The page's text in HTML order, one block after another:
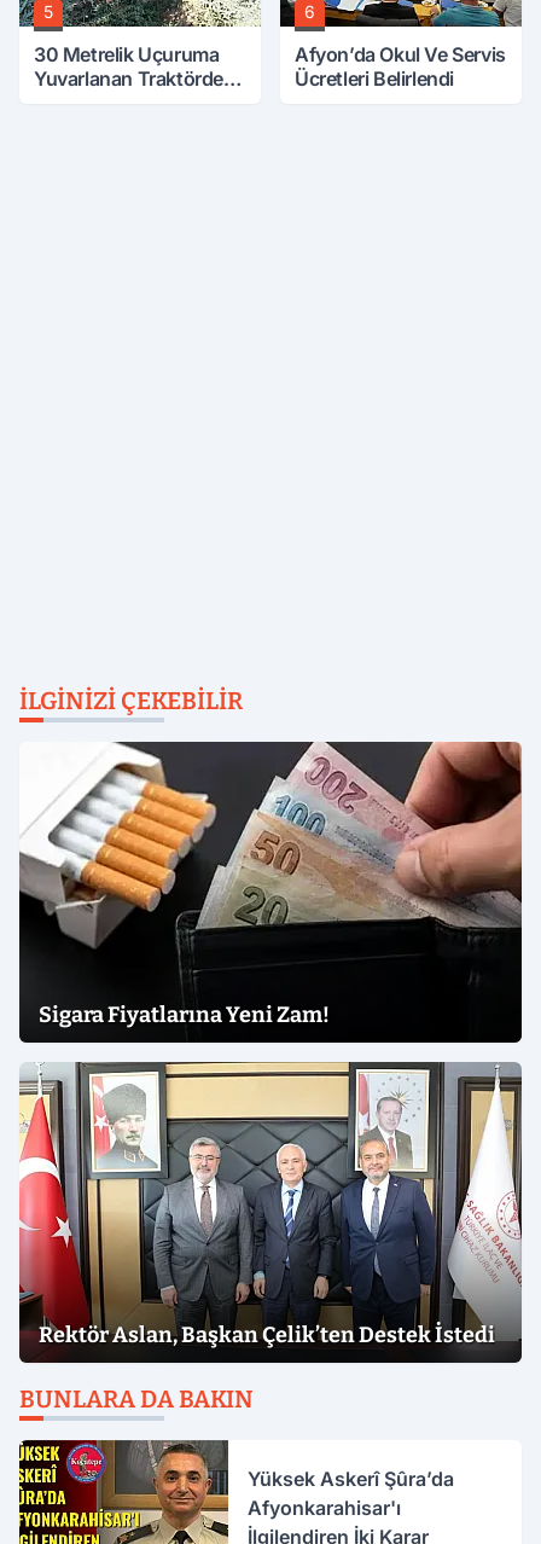
5
30 Metrelik Uçuruma
Yuvarlanan Traktörden
6
Afyon’da Okul Ve Servis
Ücretleri Belirlendi
İLGINIZI ÇEKEBILIR
Sigara Fiyatlarına Yeni Zam!
Rektör Aslan, Başkan Çelik’ten Destek İstedi
BUNLARA DA BAKIN
Yüksek Askerî Şûra’da
Afyonkarahisar'ı
İlgilendiren İki Karar